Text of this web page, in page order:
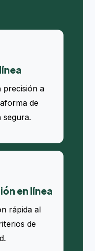
precisión a
de
segura.
en línea
rápida al
de